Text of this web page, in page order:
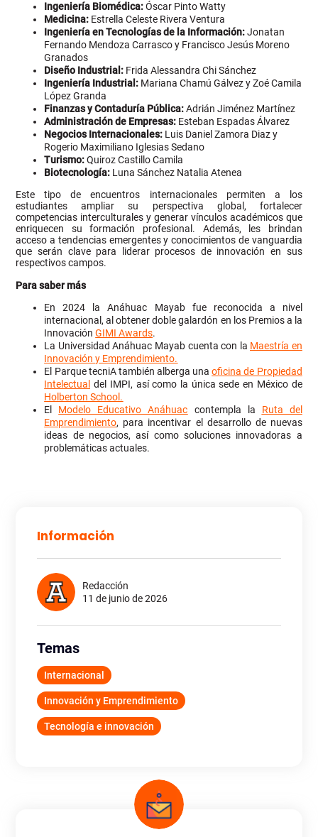
Ingeniería Biomédica:Óscar Pinto Watty
Medicina: Estrella Celeste Rivera Ventura
Ingeniería en Tecnologías de la Información:Jonatan
Fernando Mendoza Carrasco y Francisco Jesús Moreno
Granados
Diseño Industrial: Frida Alessandra Chi Sánchez
Ingeniería Industrial: Mariana Chamú Gálvez y Zoé Camila
López Granda
Finanzas y Contaduría Pública:Adrián Jiménez Martínez
Administración de Empresas: Esteban Espadas Álvarez
Negocios Internacionales: Luis Daniel Zamora Diaz y
Rogerio Maximiliano Iglesias Sedano
Turismo:Quiroz Castillo Camila
Biotecnología: Luna Sánchez Natalia Atenea
Este tipo de encuentros internacionales permiten a los
estudiantes ampliar su perspectiva global, fortalecer
competencias interculturales y generar vínculos académicos que
enriquecen su formación profesional. Además, les brindan
acceso a tendencias emergentes y conocimientos de vanguardia
que serán clave para liderar procesos de innovación en sus
respectivos campos.
Para saber más
En 2024 la Anáhuac Mayab fue reconocida a nivel
internacional, al obtener doble galardón en los Premios a la
InnovaciónGIMI Awards.
La Universidad Anáhuac Mayab cuenta con la Maestría en
Innovación y Emprendimiento.
El Parque tecniA también alberga unaoficina de Propiedad
Intelectual del IMPI, así como la única sede en México de
Holberton School.
El Modelo Educativo Anáhuac contempla la Ruta del
Emprendimiento, para incentivar el desarrollo de nuevas
ideas de negocios, así como soluciones innovadoras a
problemáticas actuales.
Información
Redacción
11 de junio de 2026
Temas
Internacional
Innovación y Emprendimiento
Tecnología e innovación